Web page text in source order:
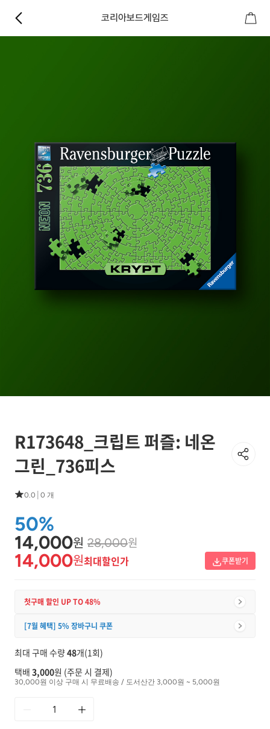
코리아보드게임즈
R173648_크립트 퍼즐: 네온
그린_736피스
0.0 0 개
50%
14,000원 28,000원
14,000원최대할인가 쿠폰받기
첫구매 할인 UP TO 48%
[7월 혜택] 5% 장바구니 쿠폰
최대 구매 수량48개(1회)
택배 3,000원 (주문 시 결제)
30,000원 이상 구매 시 무료배송 / 도서산간 3,000원 ~ 5,000원